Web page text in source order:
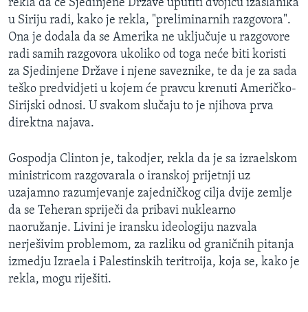
rekla da će Sjedinjene Države uputiti dvojicu izaslanika
u Siriju radi, kako je rekla, "preliminarnih razgovora".
Ona je dodala da se Amerika ne uključuje u razgovore
radi samih razgovora ukoliko od toga neće biti koristi
za Sjedinjene Države i njene saveznike, te da je za sada
teško predvidjeti u kojem će pravcu krenuti Američko-
Sirijski odnosi. U svakom slučaju to je njihova prva
direktna najava.
Gospodja Clinton je, takodjer, rekla da je sa izraelskom
ministricom razgovarala o iranskoj prijetnji uz
uzajamno razumjevanje zajedničkog cilja dvije zemlje
da se Teheran spriječi da pribavi nuklearno
naoružanje. Livini je iransku ideologiju nazvala
nerješivim problemom, za razliku od graničnih pitanja
izmedju Izraela i Palestinskih teritroija, koja se, kako je
rekla, mogu riješiti.